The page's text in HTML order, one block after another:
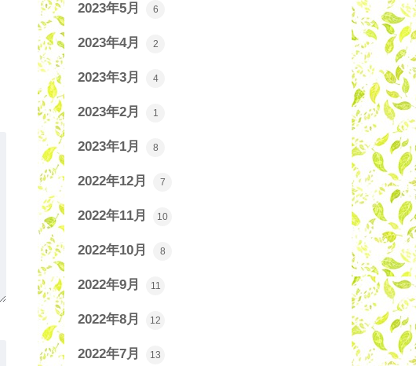
2023年5月 6
2023年4月 2
2023年3月 4
2023年2月 1
2023年1月 8
2022年12月 7
2022年11月 10
2022年10月 8
2022年9月 11
2022年8月 12
2022年7月 13